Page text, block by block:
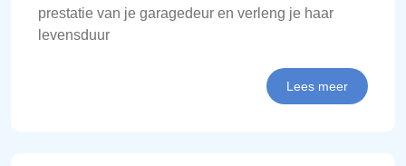
prestatie van je garagedeur en verleng je haar
levensduur
Lees meer